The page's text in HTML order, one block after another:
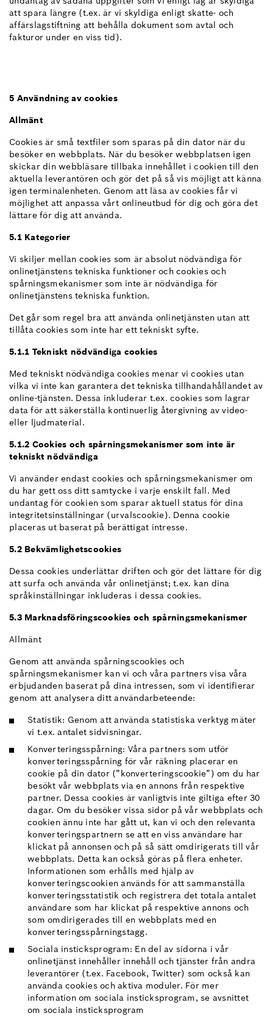
att spara längre (t.ex. är vi skyldiga enligt skatte- och
affärslagstiftning att behålla dokument som avtal och
fakturor under en viss tid).
5 Användning av cookies
Allmänt
Cookies är små textfiler som sparas på din dator när du
besöker en webbplats. När du besöker webbplatsen igen
skickar din webbläsare tillbaka innehållet i cookien till den
aktuella leverantören och gör det på så vis möjligt att känna
igen terminalenheten. Genom att läsa av cookies får vi
möjlighet att anpassa vårt onlineutbud för dig och göra det
lättare för dig att använda.
5.1 Kategorier
Vi skiljer mellan cookies som är absolut nödvändiga för
onlinetjänstens tekniska funktioner och cookies och
spårningsmekanismer som inte är nödvändiga för
onlinetjänstens tekniska funktion.
Det går som regel bra att använda onlinetjänsten utan att
tillåta cookies som inte har ett tekniskt syfte.
5.1.1 Tekniskt nödvändiga cookies
Med tekniskt nödvändiga cookies menar vi cookies utan
vilka vi inte kan garantera det tekniska tillhandahållandet av
online-tjänsten. Dessa inkluderar t.ex. cookies som lagrar
data för att säkerställa kontinuerlig återgivning av video-
eller ljudmaterial.
5.1.2 Cookies och spårningsmekanismer som inte är
tekniskt nödvändiga
Vi använder endast cookies och spårningsmekanismer om
du har gett oss ditt samtycke i varje enskilt fall. Med
undantag för cookien som sparar aktuell status för dina
integritetsinställningar (urvalscookie). Denna cookie
placeras ut baserat på berättigat intresse.
5.2 Bekvämlighetscookies
Dessa cookies underlättar driften och gör det lättare för dig
att surfa och använda vår onlinetjänst; t.ex. kan dina
språkinställningar inkluderas i dessa cookies.
5.3 Marknadsföringscookies och spårningsmekanismer
Allmänt
Genom att använda spårningscookies och
spårningsmekanismer kan vi och våra partners visa våra
erbjudanden baserat på dina intressen, som vi identifierar
genom att analysera ditt användarbeteende:
Statistik: Genom att använda statistiska verktyg mäter
vi t.ex. antalet sidvisningar.
Konverteringsspårning: Våra partners som utför
konverteringsspårning för vår räkning placerar en
cookie på din dator (”konverteringscookie”) om du har
besökt vår webbplats via en annons från respektive
partner. Dessa cookies är vanligtvis inte giltiga efter 30
dagar. Om du besöker vissa sidor på vår webbplats och
cookien ännu inte har gått ut, kan vi och den relevanta
konverteringspartnern se att en viss användare har
klickat på annonsen och på så sätt omdirigerats till vår
webbplats. Detta kan också göras på flera enheter.
Informationen som erhålls med hjälp av
konverteringscookien används för att sammanställa
konverteringsstatistik och registrera det totala antalet
användare som har klickat på respektive annons och
som omdirigerades till en webbplats med en
konverteringsspårningstagg.
Sociala insticksprogram: En del av sidorna i vår
onlinetjänst innehåller innehåll och tjänster från andra
leverantörer (t.ex. Facebook, Twitter) som också kan
använda cookies och aktiva moduler. För mer
information om sociala insticksprogram, se avsnittet
om sociala insticksprogram